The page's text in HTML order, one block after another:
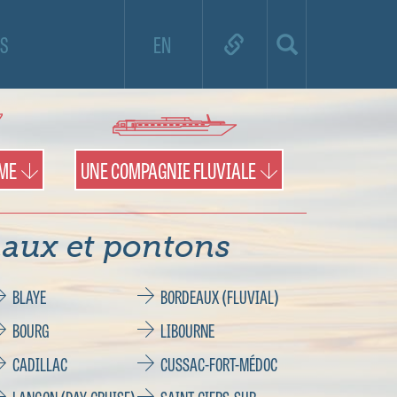
EN
de croisière et utilisez la carte pour
territoires et les pontons.
UNE COMPAGNIE FLUVIALE
et pontons
BLAYE
BORDEAUX (FLUVIAL)
BOURG
LIBOURNE
CADILLAC
CUSSAC-FORT-MÉDOC